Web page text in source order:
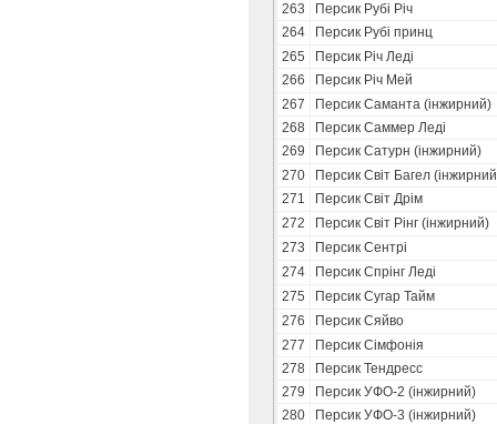
263
Персик Рубі Річ
264
Персик Рубі принц
265
Персик Річ Леді
266
Персик Річ Мей
267
Персик Саманта (інжирний)
268
Персик Саммер Леді
269
Персик Сатурн (інжирний)
270
Персик Світ Багел
271
Персик Світ Дрім
272
Персик Світ Рінг (інжирний)
273
Персик Сентрі
274
Персик Спрінг Леді
275
Персик Сугар Тайм
276
Персик Сяйво
277
Персик Сімфонія
278
Персик Тендресс
279
Персик УФО-2 (інжирний)
280
Персик УФО-3 (інжирний)